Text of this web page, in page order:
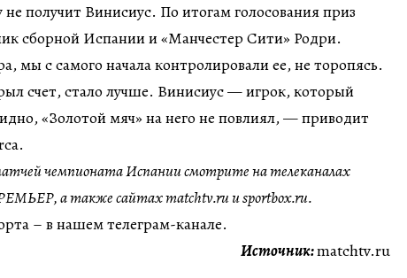
получит Винисиус. По итогам голосования приз
сборной Испании и «Манчестер Сити» Родри.
мы с самого начала контролировали ее, не торопясь.
счет, стало лучше. Винисиус — игрок, который
«Золотой мяч» на него не повлиял, — приводит
чемпионата Испании смотрите на телеканалах
а также сайтах matchtv.ru и sportbox.ru.
– в нашем телеграм-канале.
Источник:matchtv.ru